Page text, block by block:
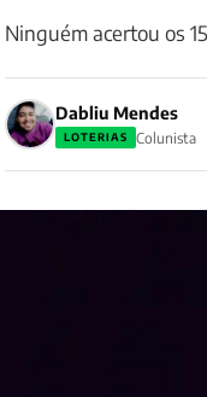
Ninguém acertou os
Dabliu Mendes
LOTERIAS Colunista